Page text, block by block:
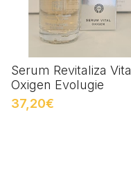
Serum Revitaliza
Oxigen Evolugie
37,20€